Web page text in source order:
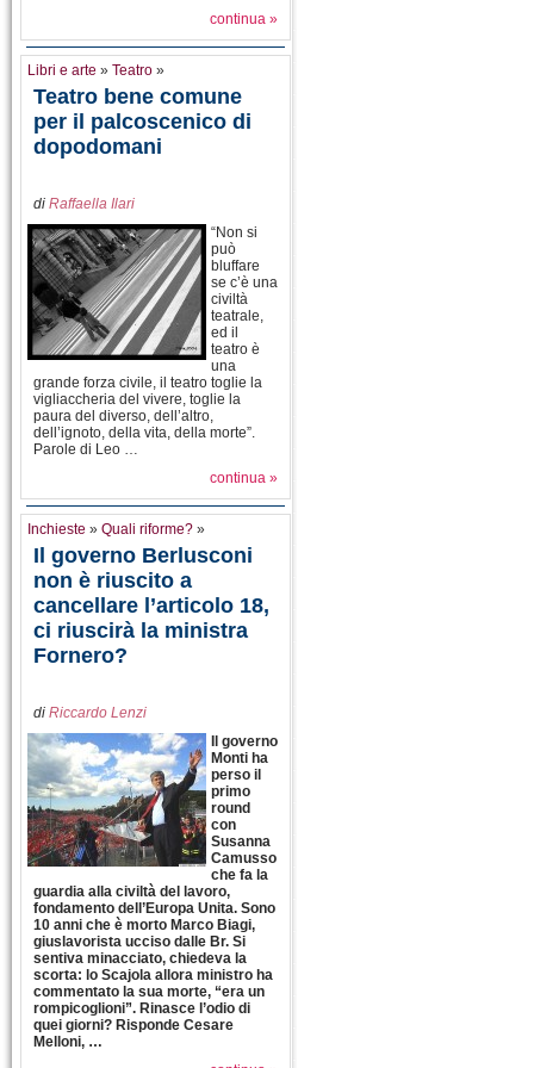
continua »
Libri e arte » Teatro »
Teatro bene comune
per il palcoscenico di
dopodomani
di Raffaella Ilari
“Non si
può
bluffare
se c’è una
civiltà
teatrale,
ed il
teatro è
una
grande forza civile, il teatro toglie la
vigliaccheria del vivere, toglie la
paura del diverso, dell’altro,
dell’ignoto, della vita, della morte”.
Parole di Leo …
continua »
Inchieste » Quali riforme? »
Il governo Berlusconi
non è riuscito a
cancellare l’articolo 18,
ci riuscirà la ministra
Fornero?
di Riccardo Lenzi
Il governo
Monti ha
perso il
primo
round
con
Susanna
Camusso
che fa la
guardia alla civiltà del lavoro,
fondamento dell’Europa Unita. Sono
10 anni che è morto Marco Biagi,
giuslavorista ucciso dalle Br. Si
sentiva minacciato, chiedeva la
scorta: lo Scajola allora ministro ha
commentato la sua morte, “era un
rompicoglioni”. Rinasce l’odio di
quei giorni? Risponde Cesare
Melloni, …